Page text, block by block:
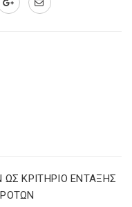
ΚΡΙΤΗΡΙΟ ΕΝΤΑΞΗΣ